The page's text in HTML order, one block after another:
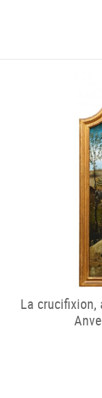
La crucifixion,